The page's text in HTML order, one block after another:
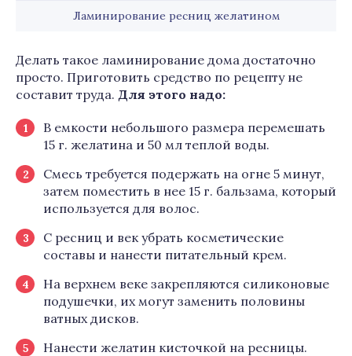
Ламинирование ресниц желатином
Делать такое ламинирование дома достаточно
просто. Приготовить средство по рецепту не
составит труда. Для этого надо:
В емкости небольшого размера перемешать
15 г. желатина и 50 мл теплой воды.
Смесь требуется подержать на огне 5 минут,
затем поместить в нее 15 г. бальзама, который
используется для волос.
С ресниц и век убрать косметические
составы и нанести питательный крем.
На верхнем веке закрепляются силиконовые
подушечки, их могут заменить половины
ватных дисков.
Нанести желатин кисточкой на ресницы.